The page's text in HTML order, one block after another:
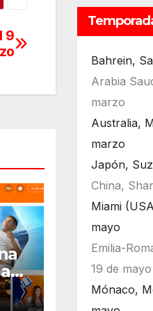
9
Bahrein,
Arabia
marzo
Australia,
marzo
Japón,
China,
Miami
mayo
Emilia-
19 de mayo
Mónaco,